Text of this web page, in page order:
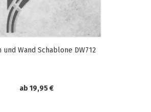
und Wand Schablone DW712
ab 19,95 €